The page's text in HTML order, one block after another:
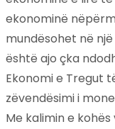
ekonominë
mundësohet në
është ajo çka
Ekonomi e Tregut
zëvendësimi i
Me kalimin e